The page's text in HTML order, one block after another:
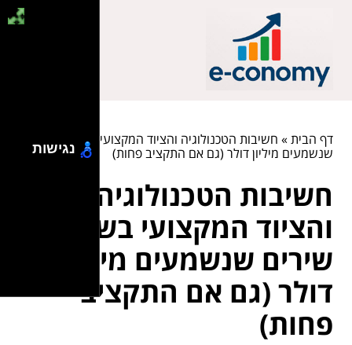
דף הבית» חשיבות הטכנולוגיה והציוד המקצועי בשביל שירים
שנשמעים מיליון דולר (גם אם התקציב פחות)
חשיבות הטכנולוגיה
והציוד המקצועי בשביל
שירים שנשמעים מיליון
דולר (גם אם התקציב
פחות)
נגישות